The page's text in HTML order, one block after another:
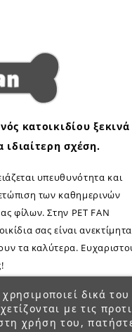
κατοικιδίου ξεκινά
ιδιαίτερη σχέση.
υπευθυνότητα και
των καθημερινών
φίλων. Στην PET FAN
σας είναι ανεκτίμητα
τα καλύτερα.
δικά
με τις
χρήση του,